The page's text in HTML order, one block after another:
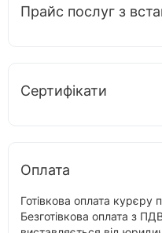
Прайс послуг з
Сертифікати
Оплата
Готівкова оплата курєру
Безготівкова оплата з